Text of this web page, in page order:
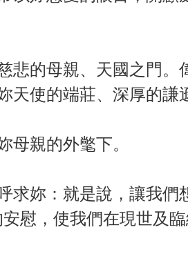
悲的母親、天國之門
使的端莊、深厚的謙
親的外氅下。
求妳：就是說，讓我
慰，使我們在現世及